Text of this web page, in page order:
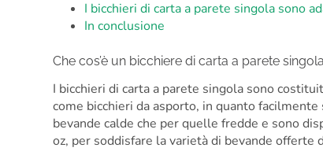
I bicchieri di carta a parete singola sono
In conclusione
Che cos’è un bicchiere di carta a parete
I bicchieri di carta a parete singola sono
come bicchieri da asporto, in quanto
bevande calde che per quelle fredde e sono
oz, per soddisfare la varietà di bevande offerte